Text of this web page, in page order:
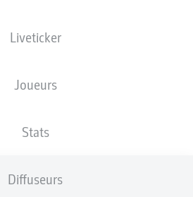
Liveticker
Joueurs
Stats
Diffuseurs